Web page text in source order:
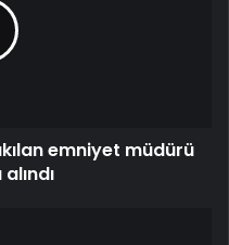
emniyet müdürü